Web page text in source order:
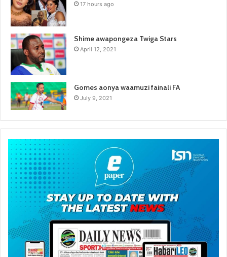
17 hours ago
Shime awapongeza Twiga Stars
April 12, 2021
Gomes aonya waamuzi fainali FA
July 9, 2021